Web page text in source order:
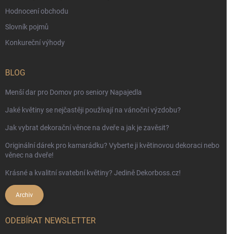
Hodnocení obchodu
Slovník pojmů
Konkureční výhody
BLOG
Menší dar pro Domov pro seniory Napajedla
Jaké květiny se nejčastěji používají na vánoční výzdobu?
Jak vybrat dekorační věnce na dveře a jak je zavěsit?
Originální dárek pro kamarádku? Vyberte ji květinovou dekoraci nebo
věnec na dveře!
Krásné a kvalitní svatební květiny? Jedině Dekorboss.cz!
Archiv
ODEBÍRAT NEWSLETTER